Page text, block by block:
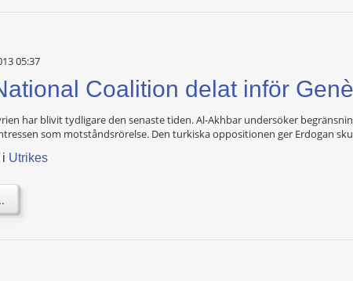
05:37
Coalition delat inför
har blivit tydligare den senaste tiden. Al-Akhbar undersöker
som motståndsrörelse. Den turkiska oppositionen ger Erdogan
i Utrikes